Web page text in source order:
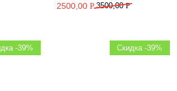
3500,00Р
2500,00 Р
-39% Скидка -39%